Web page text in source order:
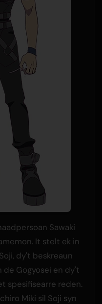
Sawaki
It stelt ek in
dy't beskreaun
de Gogyosei en dy't
spesifisearre reden.
Miki sil Soji syn